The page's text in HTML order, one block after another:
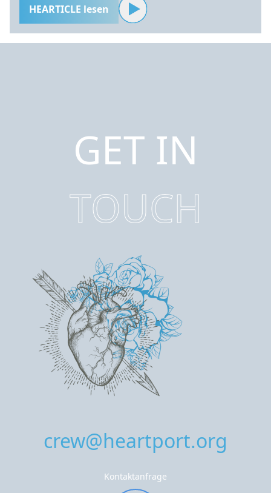
HEARTICLE lesen
GET IN
TOUCH
crew@heartport.org
Kontaktanfrage